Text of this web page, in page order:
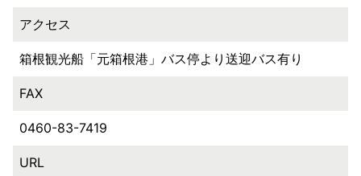
アクセス
箱根観光船「元箱根港」バス停より送迎バス有り
FAX
0460-83-7419
URL